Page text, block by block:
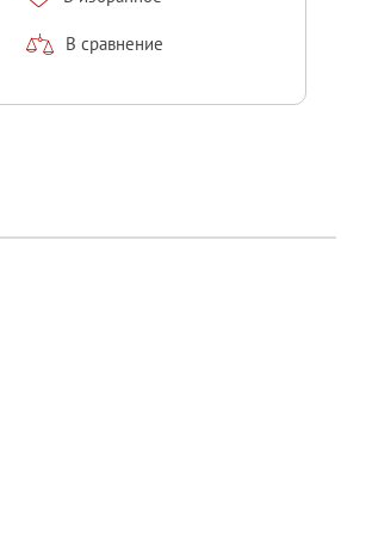
В сравнение